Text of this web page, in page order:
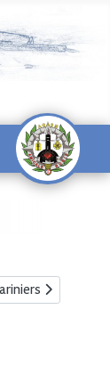
des sous-